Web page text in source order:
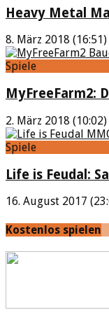
Heavy Metal
8. März 2018 (16:51)
Spiele
MyFreeFarm2:
2. März 2018 (10:02)
Spiele
Life is Feudal:
16. August 2017
Kostenlos spielen